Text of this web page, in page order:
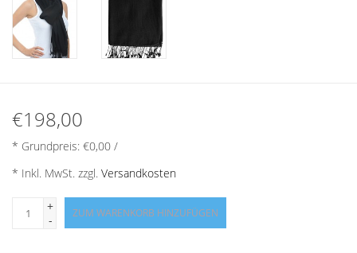
Geschenkideen und
Gutscheine
Angebote
Info-Service
Geprüfter Webshop
€198,00
* Grundpreis: €0,00 /
* Inkl. MwSt. zzgl. Versandkosten
+
-
ZUM WARENKORB HINZUFÜGEN